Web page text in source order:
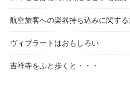
航空旅客への楽器持ち込みに関す
ヴィブラートはおもしろい
吉祥寺をふと歩くと・・・